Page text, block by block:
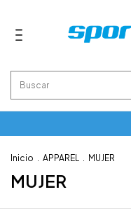
Inicio APPAREL MUJER
MUJER